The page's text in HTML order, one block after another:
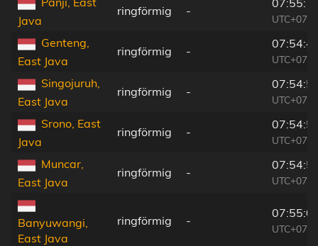
Java
ringförmig -
Genteng,
East Java
ringförmig -
Singojuruh,
East Java
ringförmig -
Srono, East
Java
ringförmig -
Muncar,
East Java
ringförmig -
Banyuwangi,
East Java
ringförmig -